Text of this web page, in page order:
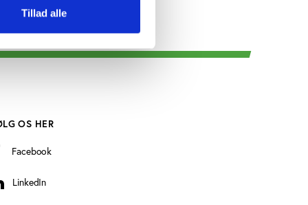
Tillad alle
OS HER
Facebook
LinkedIn